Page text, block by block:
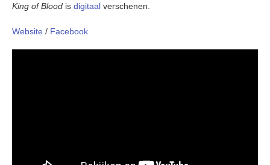
King of Blood is digitaal verschenen.
Website / Facebook